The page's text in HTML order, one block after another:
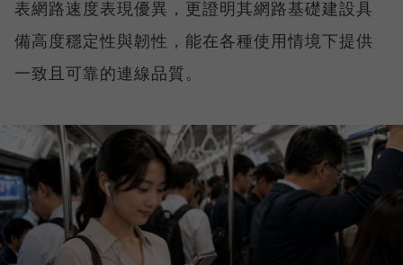
表網路速度表現優異，更證明其網路基礎建設具
備高度穩定性與韌性，能在各種使用情境下提供
一致且可靠的連線品質。